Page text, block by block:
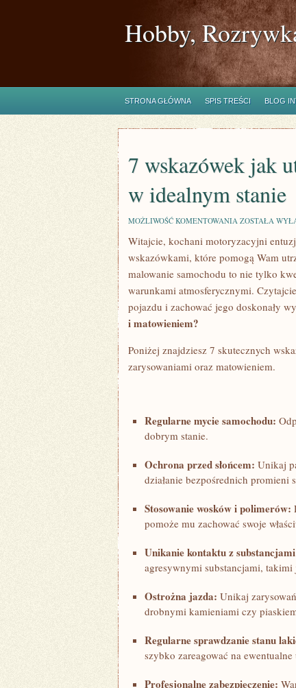
Hobby,
STRONA GŁÓWNA SPIS TREŚCI BLOG
7 wskazówek jak
w idealnym stanie
MOŻLIWOŚĆ KOMENTOWANIA 7
JAK
UTRZYMAĆ
LAKIER
IDEALNYM
STANIE
ZOSTAŁA
Witajcie, kochani motoryzacyjni
wskazówkami, które pomogą Wam
malowanie samochodu to nie tylko
warunkami atmosferycznymi.
pojazdu ‍i zachować jego doskonały
i matowieniem?
Poniżej znajdziesz 7 skutecznych
zarysowaniami ⁣oraz matowieniem.
Regularne mycie samochodu:
dobrym stanie.
Ochrona przed słońcem: Unikaj
działanie bezpośrednich promieni
Stosowanie⁢ wosków i polimerów:
pomoże mu ​zachować swoje
Unikanie kontaktu z
agresywnymi substancjami,
Ostrożna jazda: Unikaj
drobnymi kamieniami czy
Regularne ⁢sprawdzanie stanu
szybko zareagować na
Profesjonalne zabezpieczenie: